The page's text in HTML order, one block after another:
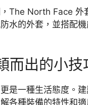
The North Face 外
水的外套，並搭配
而出的小技
是一種生活態度。
各種裝備的特性和